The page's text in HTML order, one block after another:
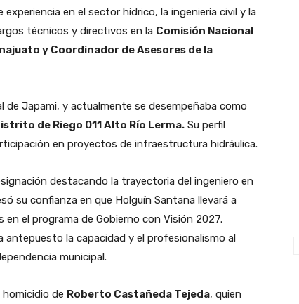
en el sector hídrico, la ingeniería civil y la
técnicos y directivos en la Comisión Nacional
y Coordinador de Asesores de la
de Japami, y actualmente se desempeñaba como
de Riego 011 Alto Río Lerma. Su perfil
en proyectos de infraestructura hidráulica.
destacando la trayectoria del ingeniero en
su confianza en que Holguín Santana llevará a
el programa de Gobierno con Visión 2027.
antepuesto la capacidad y el profesionalismo al
municipal.
de Roberto Castañeda Tejeda, quien